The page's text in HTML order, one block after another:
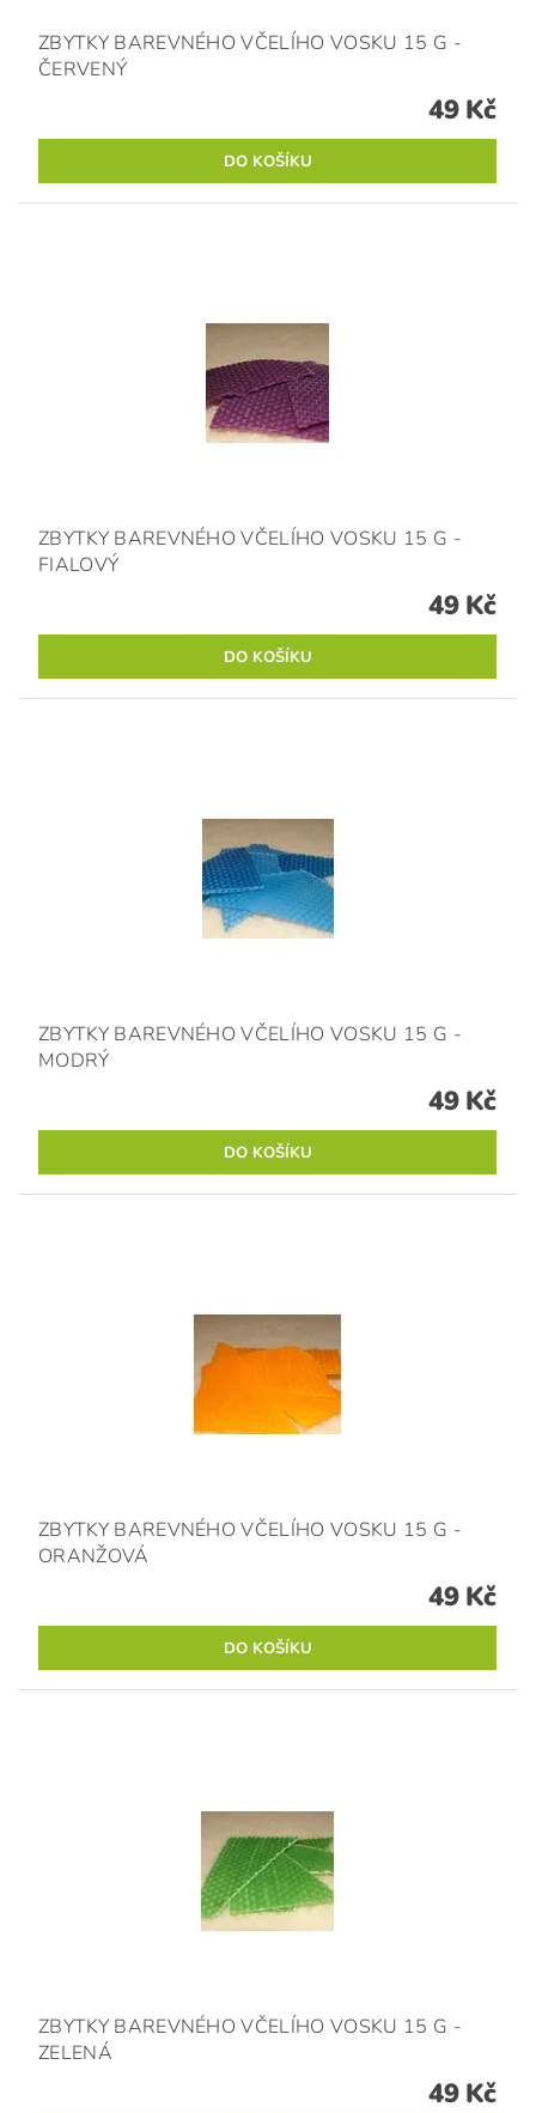
ZBYTKY BAREVNÉHO VČELÍHO VOSKU 15 G -
ČERVENÝ
49 Kč
ZBYTKY BAREVNÉHO VČELÍHO VOSKU 15 G -
FIALOVÝ
49 Kč
ZBYTKY BAREVNÉHO VČELÍHO VOSKU 15 G -
MODRÝ
49 Kč
ZBYTKY BAREVNÉHO VČELÍHO VOSKU 15 G -
ORANŽOVÁ
49 Kč
ZBYTKY BAREVNÉHO VČELÍHO VOSKU 15 G -
ZELENÁ
49 Kč